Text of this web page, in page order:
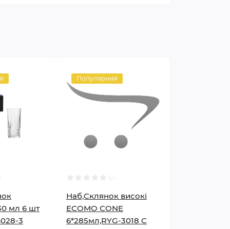
мл 6 шт
3
Популярний
Наб,Склянок високі
ECOMO CONE
6*285мл,RYG-3018 C